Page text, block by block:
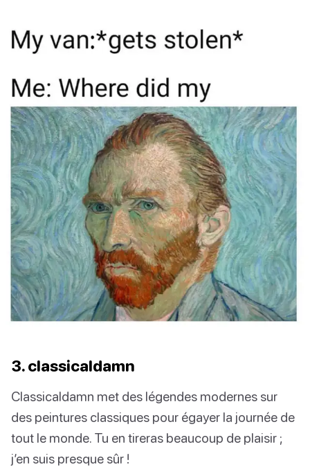
3. classicaldamn
Classicaldamn met des légendes modernes sur
des peintures classiques pour égayer la journée de
tout le monde. Tu en tireras beaucoup de plaisir ;
j’en suis presque sûr !